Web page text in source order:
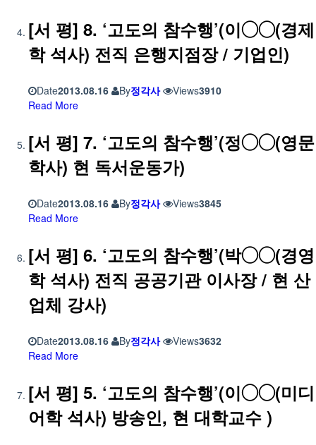
[서 평] 8. ‘고도의 참수행’(이◯◯(경제
학 석사) 전직 은행지점장 / 기업인)
Date2013.08.16 By정각사 Views3910
Read More
[서 평] 7. ‘고도의 참수행’(정◯◯(영문
학사) 현 독서운동가)
Date2013.08.16 By정각사 Views3845
Read More
[서 평] 6. ‘고도의 참수행’(박◯◯(경영
학 석사) 전직 공공기관 이사장 / 현 산
업체 강사)
Date2013.08.16 By정각사 Views3632
Read More
[서 평] 5. ‘고도의 참수행’(이◯◯(미디
어학 석사) 방송인, 현 대학교수 )